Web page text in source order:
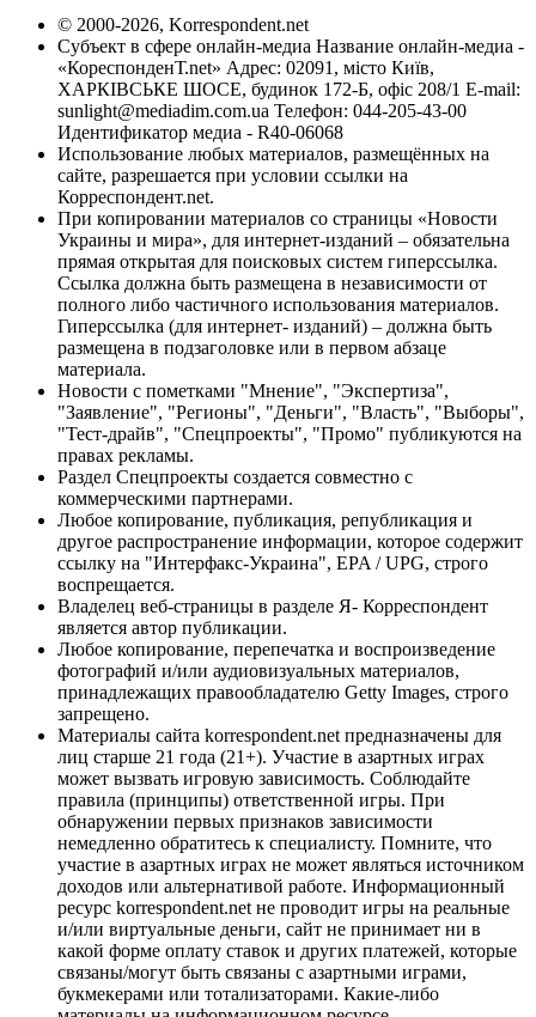
© 2000-2026, Korrespondent.net
Субъект в сфере онлайн-медиа Название онлайн-медиа -
«КореспонденТ.net» Адрес: 02091, місто Київ,
ХАРКІВСЬКЕ ШОСЕ, будинок 172-Б, офіс 208/1 E-mail:
sunlight@mediadim.com.ua Телефон: 044-205-43-00
Идентификатор медиа - R40-06068
Использование любых материалов, размещённых на
сайте, разрешается при условии ссылки на
Корреспондент.net.
При копировании материалов со страницы «Новости
Украины и мира», для интернет-изданий – обязательна
прямая открытая для поисковых систем гиперссылка.
Ссылка должна быть размещена в независимости от
полного либо частичного использования материалов.
Гиперссылка (для интернет- изданий) – должна быть
размещена в подзаголовке или в первом абзаце
материала.
Новости с пометками "Мнение", "Экспертиза",
"Заявление", "Регионы", "Деньги", "Власть", "Выборы",
"Тест-драйв", "Спецпроекты", "Промо" публикуются на
правах рекламы.
Раздел Спецпроекты создается совместно с
коммерческими партнерами.
Любое копирование, публикация, републикация и
другое распространение информации, которое содержит
ссылку на "Интерфакс-Украина", EPA / UPG, строго
воспрещается.
Владелец веб-страницы в разделе Я- Корреспондент
является автор публикации.
Любое копирование, перепечатка и воспроизведение
фотографий и/или аудиовизуальных материалов,
принадлежащих правообладателю Getty Images, строго
запрещено.
Материалы сайта korrespondent.net предназначены для
лиц старше 21 года (21+). Участие в азартных играх
может вызвать игровую зависимость. Соблюдайте
правила (принципы) ответственной игры. При
обнаружении первых признаков зависимости
немедленно обратитесь к специалисту. Помните, что
участие в азартных играх не может являться источником
доходов или альтернативой работе. Информационный
ресурс korrespondent.net не проводит игры на реальные
и/или виртуальные деньги, сайт не принимает ни в
какой форме оплату ставок и других платежей, которые
связаны/могут быть связаны с азартными играми,
букмекерами или тотализаторами. Какие-либо